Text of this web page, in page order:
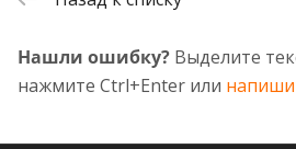
Нашли ошибку? Выделите
нажмите Ctrl+Enter или